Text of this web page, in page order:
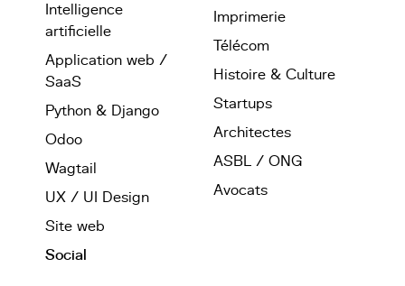
Intelligence
artificielle
Application web /
SaaS
Python & Django
Odoo
Wagtail
UX / UI Design
Site web
Imprimerie
Télécom
Histoire & Culture
Startups
Architectes
ASBL / ONG
Avocats
Social